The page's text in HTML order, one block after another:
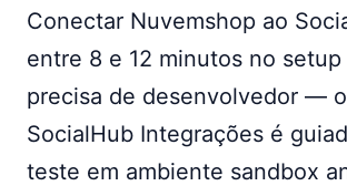
Conectar Nuvemshop ao
entre 8 e 12 minutos no
precisa de desenvolvedor —
SocialHub Integrações é
teste em ambiente sandbox